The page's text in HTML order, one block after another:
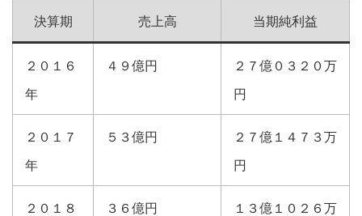
決算期 売上高 当期純利益
２０１６
年
４９億円 ２７億０３２０万
円
２０１７
年
５３億円 ２７億１４７３万
円
２０１８ ３６億円 １３億１０２６万